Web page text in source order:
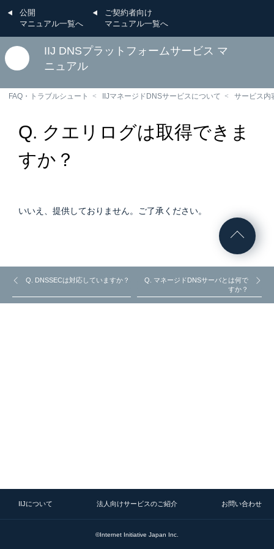
公開
マニュアル一覧へ
ご契約者向け
マニュアル一覧へ
IIJ DNSプラットフォームサービス マ
ニュアル
FAQ・トラブルシュート IIJマネージドDNSサービスについて サービス内
Q. クエリログは取得できま
すか？
いいえ、提供しておりません。ご了承ください。
Q. DNSSECは対応していますか？
Q. マネージドDNSサーバとは何で
すか？
IIJについて 法人向けサービスのご紹介 お問い合わせ
©Internet Initiative Japan Inc.